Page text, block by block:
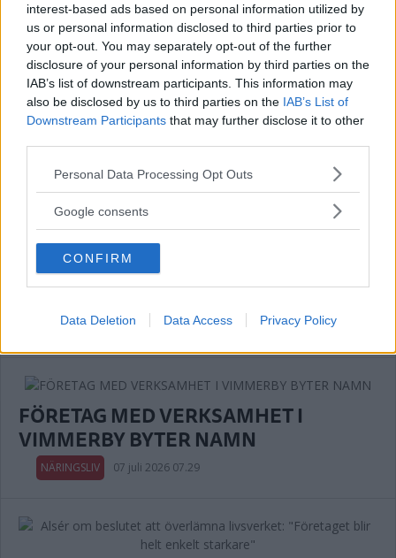
interest-based ads based on personal information utilized by
us or personal information disclosed to third parties prior to
your opt-out. You may separately opt-out of the further
disclosure of your personal information by third parties on the
IAB’s list of downstream participants. This information may
also be disclosed by us to third parties on the IAB’s List of
Downstream Participants that may further disclose it to other
Please note that this website/app uses one or more Google
not limited to your visit or usage behaviour. You may click to
use your data for below specified purposes in below Google
consent section.
Personal Data Processing Opt Outs
Google consents
CONFIRM
Data Deletion Data Access Privacy Policy
34-åring startar nytt företag i
Vimmerby
NÄRINGSLIV 10 juli 2026 06.55
Återbruksbutiken i centrala Vimmerby
stänger: ”Varit tuffa månader”
NÄRINGSLIV 08 juli 2026 18.00
FÖRETAG MED VERKSAMHET I
VIMMERBY BYTER NAMN
NÄRINGSLIV 07 juli 2026 07.29